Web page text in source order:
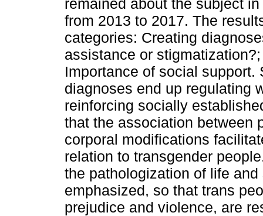
from 2013 to 2017. The
categories: Creating
assistance or
Importance of social
diagnoses end up regulating
reinforcing socially
that the association between
corporal modifications
relation to transgender
the pathologization of life
emphasized, so that trans
prejudice and violence, are